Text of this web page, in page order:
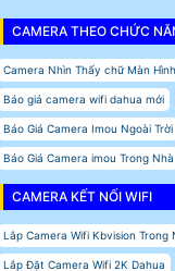
CAMERA THEO CHỨC
Camera Nhìn Thấy chữ Màn Hình
Báo giá camera wifi dahua mới
Báo Giá Camera Imou Ngoài Trời
Báo Giá Camera imou Trong Nhà
CAMERA KẾT NỐI WIFI
Lắp Camera Wifi Kbvision Trong
Lắp Đặt Camera Wifi 2K Dahua